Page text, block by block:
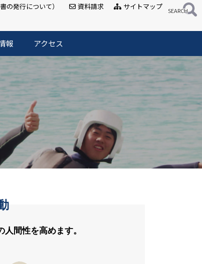
報 アクセス
の発行について） 資料請求 サイトマップ
間性を高めます。